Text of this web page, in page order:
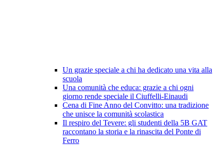
Un grazie speciale a chi ha dedicato una vita alla
scuola
Una comunità che educa: grazie a chi ogni
giorno rende speciale il Ciuffelli-Einaudi
Cena di Fine Anno del Convitto: una tradizione
che unisce la comunità scolastica
Il respiro del Tevere: gli studenti della 5B GAT
raccontano la storia e la rinascita del Ponte di
Ferro